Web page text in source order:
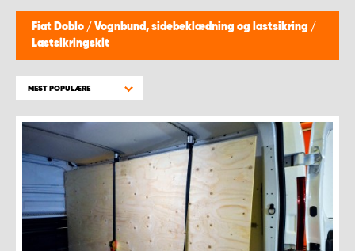
Fiat Doblo / Vognbund, sidebeklædning og lastsikring /
Lastsikringskit
MEST POPULÆRE